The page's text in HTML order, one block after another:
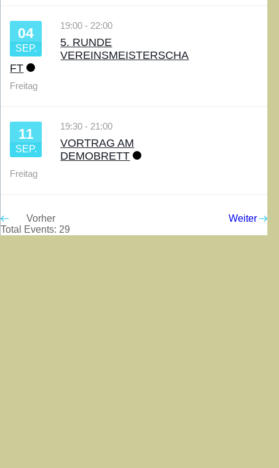
04
SEP.
19:00 - 22:00
5. RUNDE
VEREINSMEISTERSCHA
FT
Freitag
11
SEP.
19:30 - 21:00
VORTRAG AM
DEMOBRETT
Freitag
Vorher
Weiter
Total Events: 29